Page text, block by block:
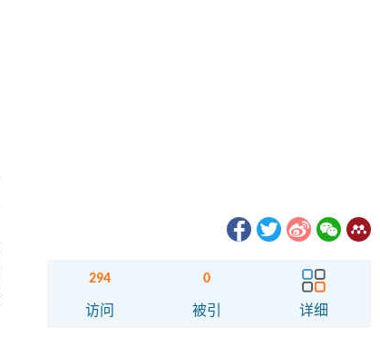
294
访问
0
被引 详细